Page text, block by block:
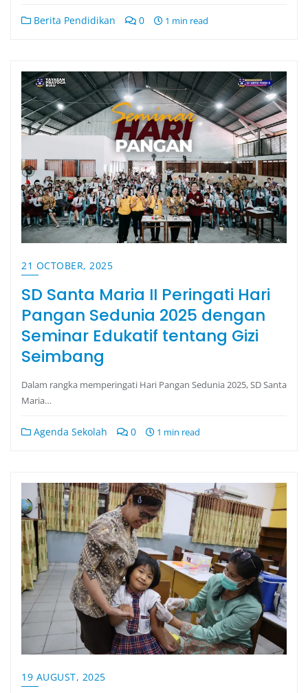
Berita Pendidikan 0 1 min read
21 OCTOBER, 2025
SD Santa Maria II Peringati Hari
Pangan Sedunia 2025 dengan
Seminar Edukatif tentang Gizi
Seimbang
Dalam rangka memperingati Hari Pangan Sedunia 2025, SD Santa
Maria…
Agenda Sekolah 0 1 min read
19 AUGUST, 2025